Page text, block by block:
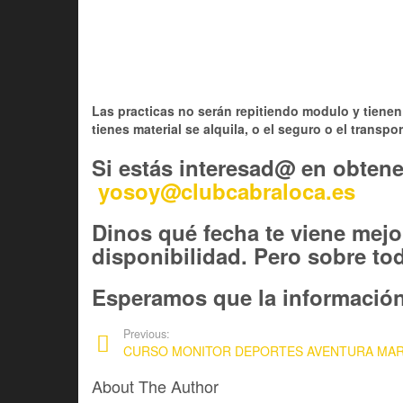
Las practicas no serán repitiendo modulo y
tienes material se alquila, o el seguro o el
Si estás interesad@ en
yosoy@clubcabraloca.es
Dinos qué fecha te viene
disponibilidad. Pero sobre
Esperamos que la
Previous:
CURSO MONITOR DEPORTES AVENTURA
About The Author